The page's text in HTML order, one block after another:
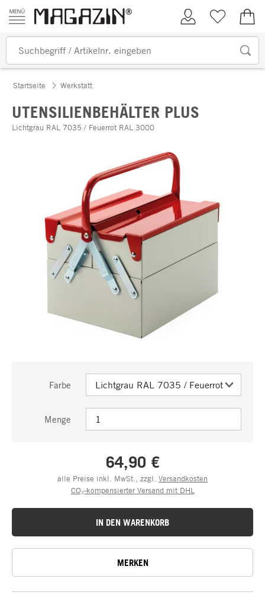
Zum Inhalt springen
Kundenkonto
Merkliste
Startseite Werkstatt
UTENSILIENBEHÄLTER PLUS
Lichtgrau RAL 7035 / Feuerrot RAL 3000
Farbe
Menge
64,90 €
alle Preise inkl. MwSt., zzgl. Versandkosten
CO₂-kompensierter Versand mit DHL
IN DEN WARENKORB
MERKEN